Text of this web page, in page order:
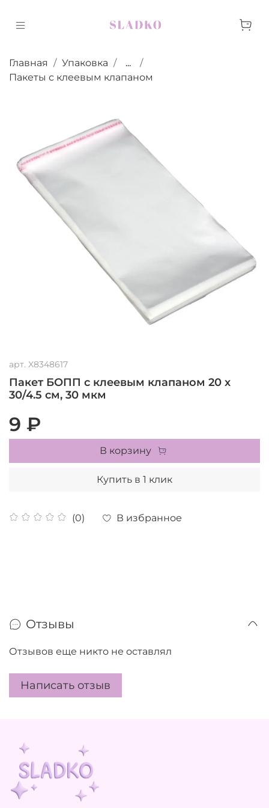
Главная Упаковка
...
Пакеты с клеевым клапаном
арт. X8348617
Пакет БОПП с клеевым клапаном 20 х
30/4.5 см, 30 мкм
(0) В избранное
9 ₽
В корзину
Купить в 1 клик
Отзывы
Отзывов еще никто не оставлял
Написать отзыв